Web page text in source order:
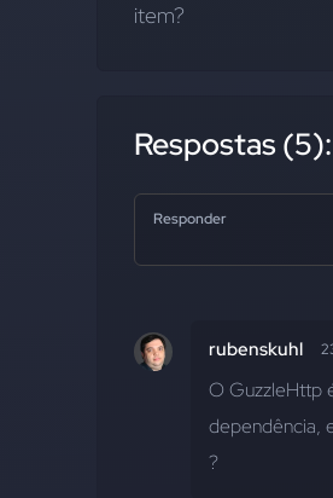
item?
Respostas (5):
Responder
rubenskuhl
O GuzzleHttp
dependência,
?